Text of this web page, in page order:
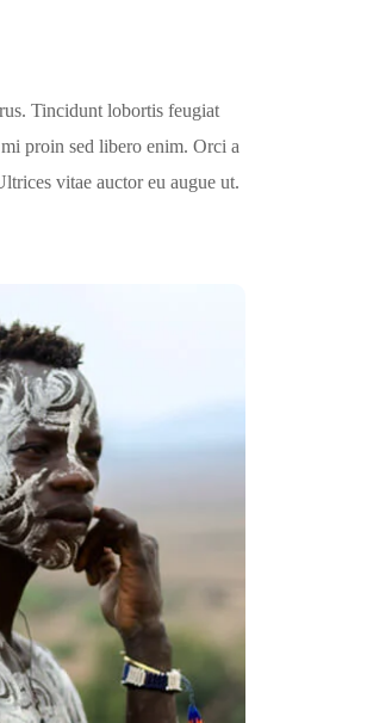
Tincidunt lobortis feugiat
proin sed libero enim. Orci a
vitae auctor eu augue ut.